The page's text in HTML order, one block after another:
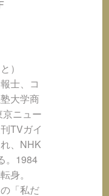
）
士、コ
大学商
ニュー
TVガイ
、NHK
。1984
身。
「私だ